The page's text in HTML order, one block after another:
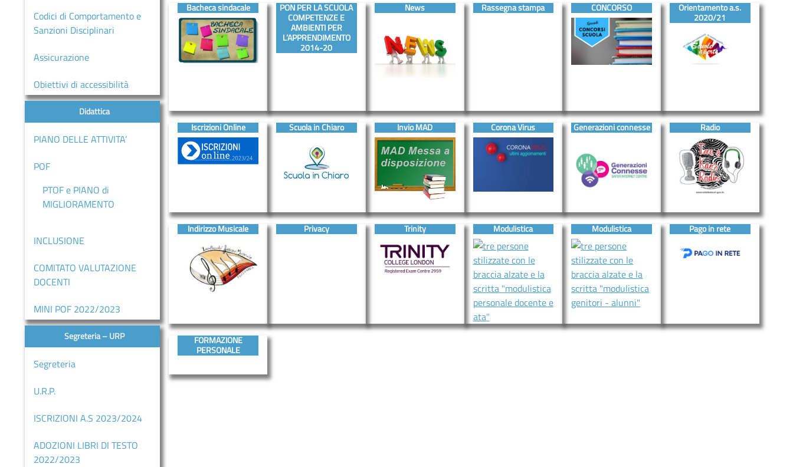
Comunicazioni
MODULISTICA
D’ASCOLTO
ORIENTAMENTO
INCLUSIONE
Contatti
Contatti
–
URP
Codici di Comportamento e
Sanzioni Disciplinari
Assicurazione
Obiettivi di accessibilità
Didattica
PIANO DELLE ATTIVITA’
POF
PTOF e PIANO di
MIGLIORAMENTO
INCLUSIONE
COMITATO VALUTAZIONE
DOCENTI
MINI POF 2022/2023
Segreteria – URP
Segreteria
U.R.P.
ISCRIZIONI A.S 2023/2024
ADOZIONI LIBRI DI TESTO
2022/2023
Bacheca sindacale PON PER LA SCUOLA
COMPETENZE E
AMBIENTI PER
L’APPRENDIMENTO
2014-20
News Rassegna stampa CONCORSO Orientamento a.s.
2020/21
Iscrizioni Online Scuola in Chiaro Invio MAD Corona Virus Generazioni connesse Radio
Indirizzo Musicale Privacy Trinity Modulistica Modulistica Pago in rete
FORMAZIONE
PERSONALE